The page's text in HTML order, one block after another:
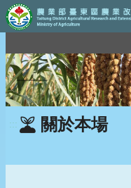
到
主
要
內
區
::: 關於本場